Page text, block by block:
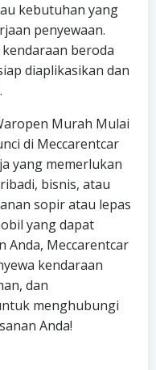
kebutuhan yang
penyewaan.
beroda
diaplikasikan dan
Murah Mulai
di Meccarentcar
yang memerlukan
bisnis, atau
sopir atau lepas
yang dapat
Anda, Meccarentcar
kendaraan
dan
menghubungi
Anda!